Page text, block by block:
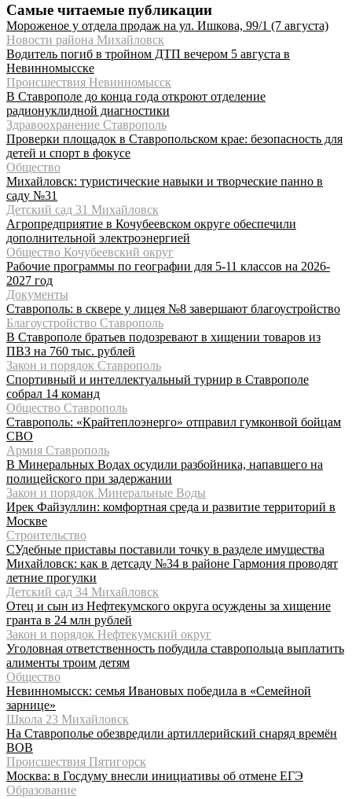
Самые читаемые публикации
Мороженое у отдела продаж на ул. Ишкова, 99/1 (7 августа)
Новости района Михайловск
Водитель погиб в тройном ДТП вечером 5 августа в
Невинномысске
Происшествия Невинномысск
В Ставрополе до конца года откроют отделение
радионуклидной диагностики
Здравоохранение Ставрополь
Проверки площадок в Ставропольском крае: безопасность для
детей и спорт в фокусе
Общество
Михайловск: туристические навыки и творческие панно в
саду №31
Детский сад 31 Михайловск
Агропредприятие в Кочубеевском округе обеспечили
дополнительной электроэнергией
Общество Кочубеевский округ
Рабочие программы по географии для 5-11 классов на 2026-
2027 год
Документы
Ставрополь: в сквере у лицея №8 завершают благоустройство
Благоустройство Ставрополь
В Ставрополе братьев подозревают в хищении товаров из
ПВЗ на 760 тыс. рублей
Закон и порядок Ставрополь
Спортивный и интеллектуальный турнир в Ставрополе
собрал 14 команд
Общество Ставрополь
Ставрополь: «Крайтеплоэнерго» отправил гумконвой бойцам
СВО
Армия Ставрополь
В Минеральных Водах осудили разбойника, напавшего на
полицейского при задержании
Закон и порядок Минеральные Воды
Ирек Файзуллин: комфортная среда и развитие территорий в
Москве
Строительство
СУдебные приставы поставили точку в разделе имущества
Михайловск: как в детсаду №34 в районе Гармония проводят
летние прогулки
Детский сад 34 Михайловск
Отец и сын из Нефтекумского округа осуждены за хищение
гранта в 24 млн рублей
Закон и порядок Нефтекумский округ
Уголовная ответственность побудила ставропольца выплатить
алименты троим детям
Общество
Невинномысск: семья Ивановых победила в «Семейной
зарнице»
Школа 23 Михайловск
На Ставрополье обезвредили артиллерийский снаряд времён
ВОВ
Происшествия Пятигорск
Москва: в Госдуму внесли инициативы об отмене ЕГЭ
Образование